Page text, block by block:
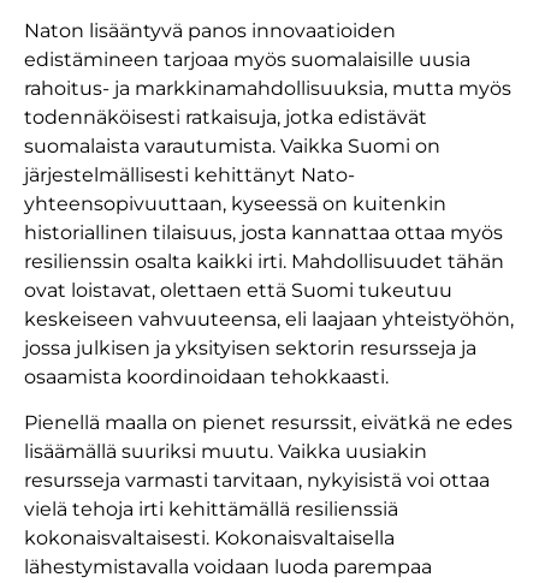
Naton lisääntyvä panos innovaatioiden
edistämineen tarjoaa myös suomalaisille uusia
rahoitus- ja markkinamahdollisuuksia, mutta myös
todennäköisesti ratkaisuja, jotka edistävät
suomalaista varautumista. Vaikka Suomi on
järjestelmällisesti kehittänyt Nato-
yhteensopivuuttaan, kyseessä on kuitenkin
historiallinen tilaisuus, josta kannattaa ottaa myös
resilienssin osalta kaikki irti. Mahdollisuudet tähän
ovat loistavat, olettaen että Suomi tukeutuu
keskeiseen vahvuuteensa, eli laajaan yhteistyöhön,
jossa julkisen ja yksityisen sektorin resursseja ja
osaamista koordinoidaan tehokkaasti.
Pienellä maalla on pienet resurssit, eivätkä ne edes
lisäämällä suuriksi muutu. Vaikka uusiakin
resursseja varmasti tarvitaan, nykyisistä voi ottaa
vielä tehoja irti kehittämällä resilienssiä
kokonaisvaltaisesti. Kokonaisvaltaisella
lähestymistavalla voidaan luoda parempaa